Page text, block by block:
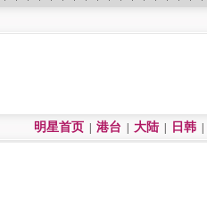
明星首页 港台 大陆 日韩